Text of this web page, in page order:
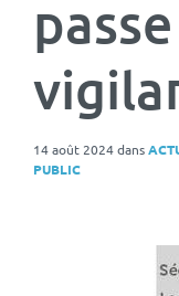
14 août 2024dans
PUBLIC